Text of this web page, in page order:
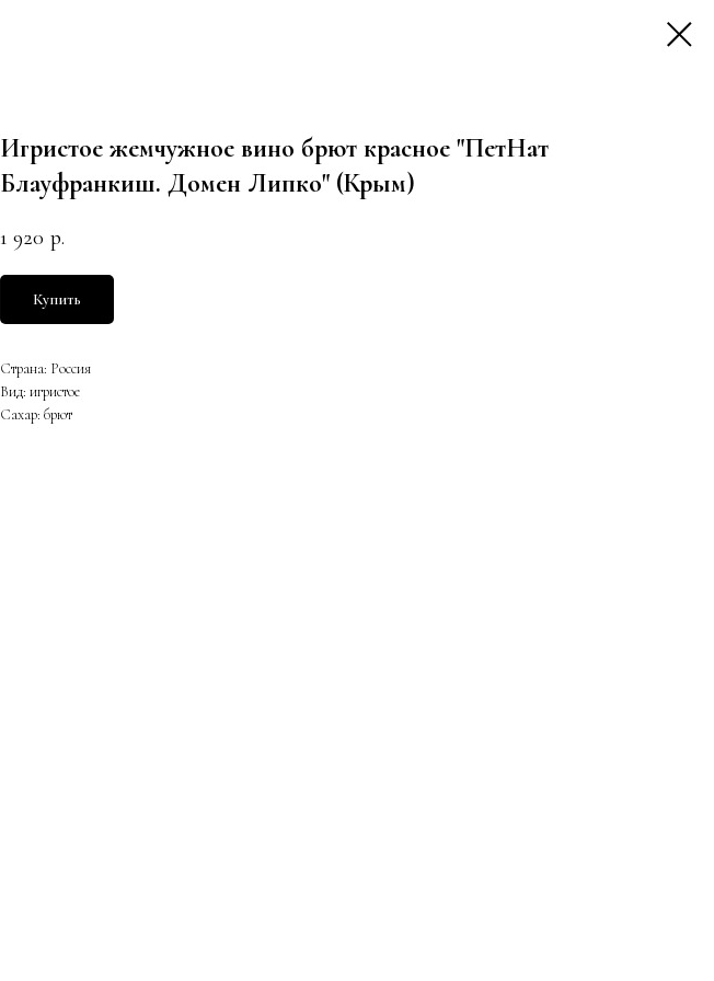
Игристое жемчужное вино брют красное "ПетНат
Блауфранкиш. Домен Липко" (Крым)
1 920 р.
Купить
Страна: Россия
Вид: игристое
Сахар: брют